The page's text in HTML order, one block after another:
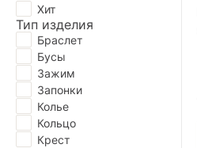
Хит
Тип изделия
Браслет
Бусы
Зажим
Запонки
Колье
Кольцо
Крест